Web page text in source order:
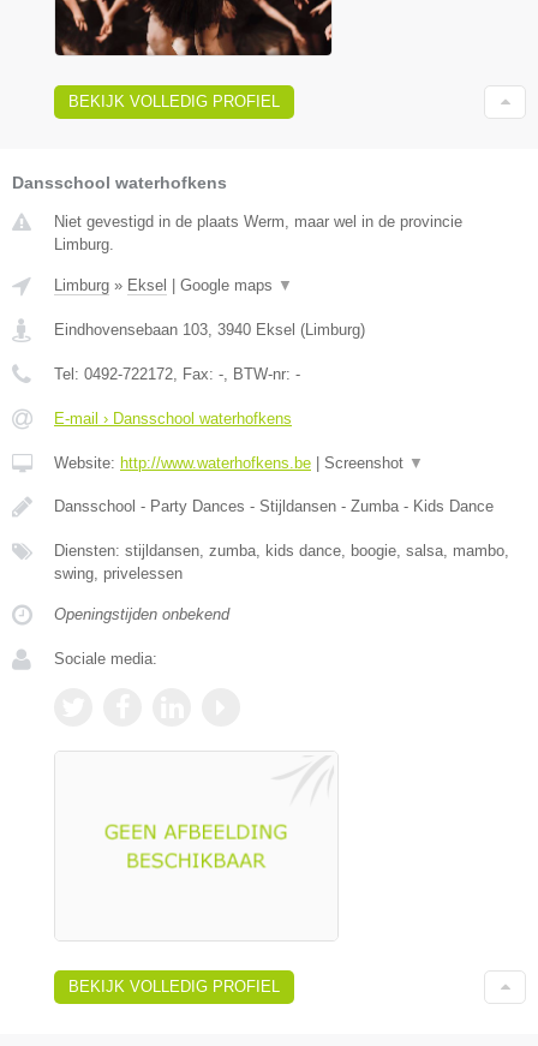
BEKIJK VOLLEDIG PROFIEL
Dansschool waterhofkens
Niet gevestigd in de plaats Werm, maar wel in de provincie
Limburg.
Limburg » Eksel Google maps ▼
Eindhovensebaan 103, 3940 Eksel (Limburg)
Tel: 0492-722172, Fax: -, BTW-nr: -
E-mail › Dansschool waterhofkens
Website: http://www.waterhofkens.be Screenshot ▼
Dansschool - Party Dances - Stijldansen - Zumba - Kids Dance
Diensten: stijldansen, zumba, kids dance, boogie, salsa, mambo,
swing, privelessen
Openingstijden onbekend
Sociale media:
BEKIJK VOLLEDIG PROFIEL